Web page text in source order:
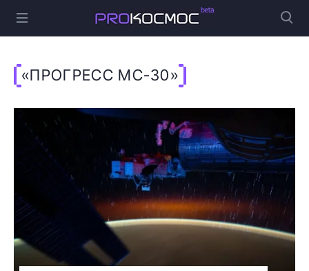
«ПРОГРЕСС МС-30»